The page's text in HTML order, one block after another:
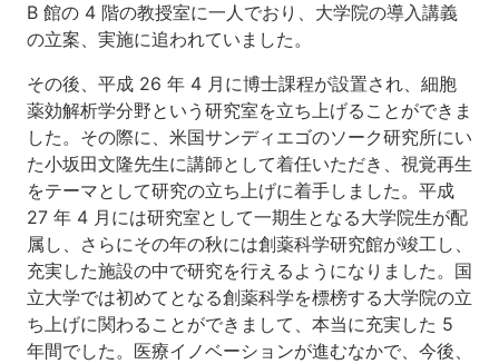
B 館の 4 階の教授室に一人でおり、大学院の導入講義
の立案、実施に追われていました。
その後、平成 26 年 4 月に博士課程が設置され、細胞
薬効解析学分野という研究室を立ち上げることができま
した。その際に、米国サンディエゴのソーク研究所にい
た小坂田文隆先生に講師として着任いただき、視覚再生
をテーマとして研究の立ち上げに着手しました。平成
27 年 4 月には研究室として一期生となる大学院生が配
属し、さらにその年の秋には創薬科学研究館が竣工し、
充実した施設の中で研究を行えるようになりました。国
立大学では初めてとなる創薬科学を標榜する大学院の立
ち上げに関わることができまして、本当に充実した 5
年間でした。医療イノベーションが進むなかで、今後、